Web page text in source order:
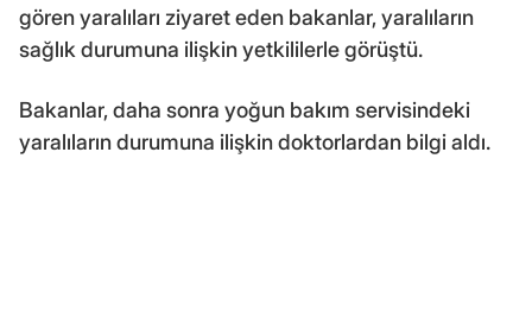
gören yaralıları ziyaret eden bakanlar, yaralıların
sağlık durumuna ilişkin yetkililerle görüştü.
Bakanlar, daha sonra yoğun bakım servisindeki
yaralıların durumuna ilişkin doktorlardan bilgi aldı.